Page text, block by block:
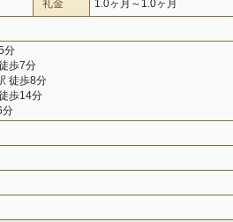
礼金
1.0ヶ月～1.0ヶ月
分
歩7分
徒歩8分
歩14分
分